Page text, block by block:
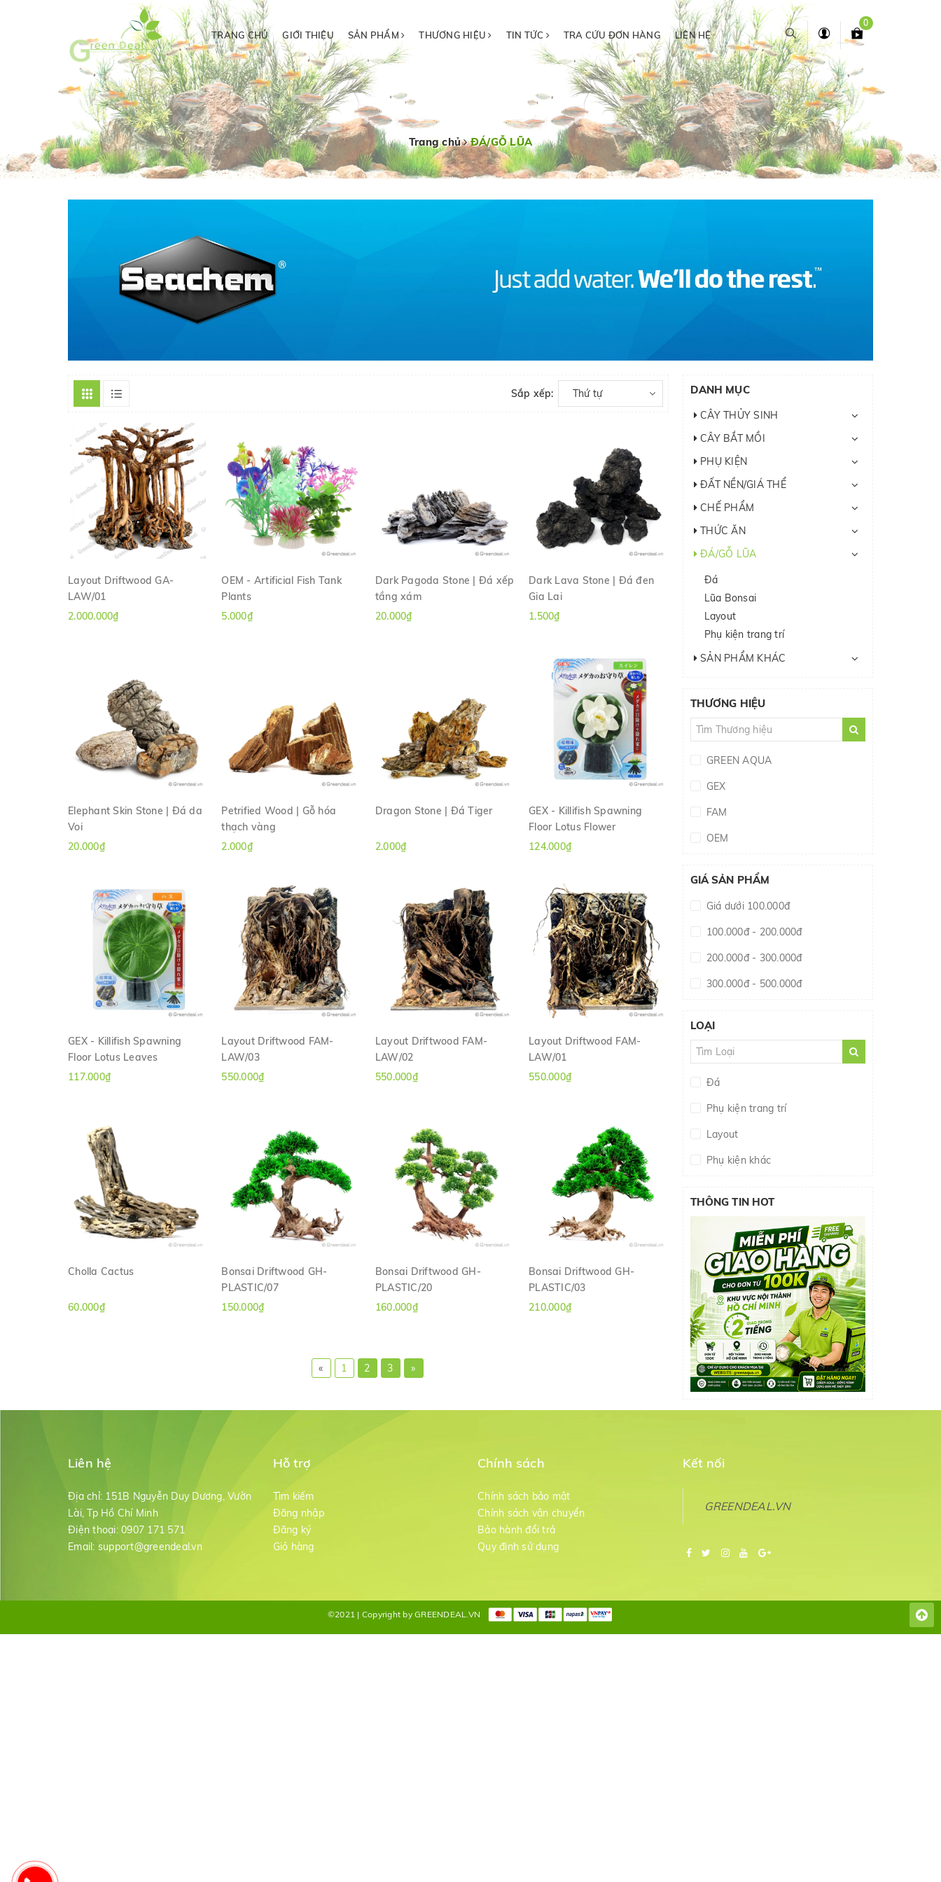
TRANG CHỦ GIỚI THIỆU SẢN PHẨM THƯƠNG HIỆU TIN TỨC TRA CỨU ĐƠN HÀNG LIÊN HỆ
0
Trang chủ ĐÁ/GỖ LŨA
Sắp xếp: Thứ tự
XEM NHANH
Layout Driftwood GA-
LAW/01
2.000.000₫
OEM - Artificial Fish Tank
Plants
5.000₫
Dark Pagoda Stone | Đá xếp
tầng xám
20.000₫
Dark Lava Stone | Đá đen
Gia Lai
1.500₫
Elephant Skin Stone | Đá da
Voi
20.000₫
Petrified Wood | Gỗ hóa
thạch vàng
2.000₫
Dragon Stone | Đá Tiger
2.000₫
GEX - Killifish Spawning
Floor Lotus Flower
124.000₫
GEX - Killifish Spawning
Floor Lotus Leaves
117.000₫
Layout Driftwood FAM-
LAW/03
550.000₫
Layout Driftwood FAM-
LAW/02
550.000₫
Layout Driftwood FAM-
LAW/01
550.000₫
Cholla Cactus
60.000₫
Bonsai Driftwood GH-
PLASTIC/07
150.000₫
Bonsai Driftwood GH-
PLASTIC/20
160.000₫
Bonsai Driftwood GH-
PLASTIC/03
210.000₫
« 1 2 3 »
DANH MỤC
CÂY THỦY SINH
CÂY BẮT MỒI
PHỤ KIỆN
ĐẤT NỀN/GIÁ THỂ
CHẾ PHẨM
THỨC ĂN
ĐÁ/GỖ LŨA
Đá
Lũa Bonsai
Layout
Phụ kiện trang trí
SẢN PHẨM KHÁC
THƯƠNG HIỆU
GREEN AQUA
GEX
FAM
OEM
GIÁ SẢN PHẨM
Giá dưới 100.000đ
100.000đ - 200.000đ
200.000đ - 300.000đ
300.000đ - 500.000đ
Giá trên 1.000.000đ
LOẠI
Đá
Phụ kiện trang trí
Layout
Phụ kiện khác
THÔNG TIN HOT
Liên hệ
Địa chỉ: 151B Nguyễn Duy Dương, Vườn
Lài, Tp Hồ Chí Minh
Điện thoại: 0907 171 571
Email: support@greendeal.vn
Hỗ trợ
Tìm kiếm
Đăng nhập
Đăng ký
Giỏ hàng
Chính sách
Chính sách bảo mật
Chính sách vận chuyển
Bảo hành đổi trả
Quy định sử dụng
Kết nối
GREENDEAL.VN
©2021 | Copyright by GREENDEAL.VN